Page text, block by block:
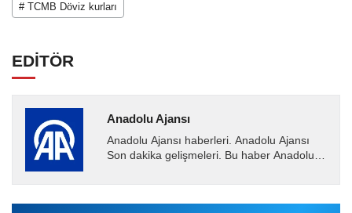
# TCMB Döviz kurları
EDİTÖR
Anadolu Ajansı
Anadolu Ajansı haberleri. Anadolu Ajansı
Son dakika gelişmeleri. Bu haber Anadolu
Ajansı tarafından...